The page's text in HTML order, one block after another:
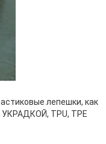
лепешки, как
УКРАДКОЙ, TPU, TPE